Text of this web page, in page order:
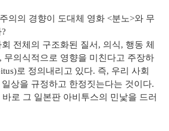
의의 경향이 도대체 영화 <분노>와 무
전체의 구조화된 질서, 의식, 행동 체
무의식적으로 영향을 미친다고 주장하
로 정의내리고 있다. 즉, 우리 사회
상을 규정하고 한정짓는다는 것이다.
로 그 일본판 아비투스의 민낯을 드러